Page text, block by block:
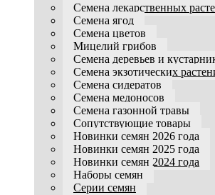
Семена лекарственных
Семена ягод
Семена цветов
Мицелий грибов
Семена деревьев и
Семена экзотических
Семена сидератов
Семена медоносов
Семена газонной травы
Сопутствующие товары
Новинки семян 2026 года
Новинки семян 2025 года
Новинки семян 2024 года
Наборы семян
Серии семян